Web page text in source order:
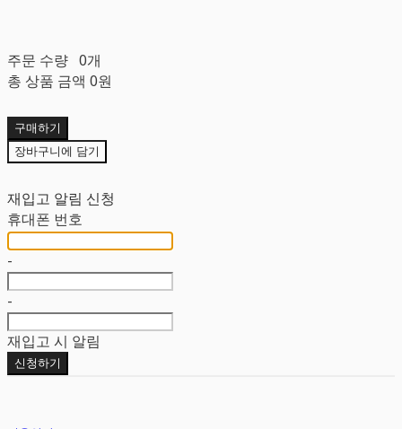
주문 수량 0개
총 상품 금액 0원
구매하기
장바구니에 담기
재입고 알림 신청
휴대폰 번호
-
-
재입고 시 알림
신청하기